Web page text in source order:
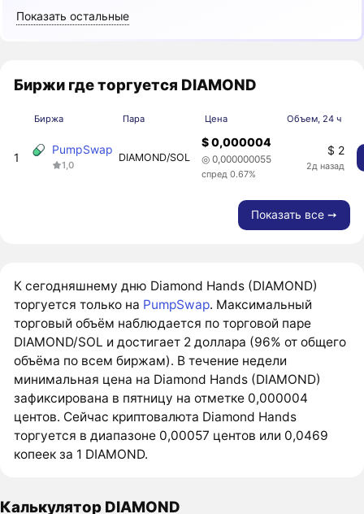
Показать остальные
Биржи где торгуется DIAMOND
Биржа Пара Цена Объем, 24 ч
1
PumpSwap
1,0
DIAMOND/SOL
$ 0,000004
◎ 0,000000055
спред 0.67%
$ 2
2д назад
Показать все ➙
К сегодняшнему дню Diamond Hands (DIAMOND)
торгуется только на PumpSwap. Максимальный
торговый объём наблюдается по торговой паре
DIAMOND/SOL и достигает 2 доллара (96% от общего
объёма по всем биржам). В течение недели
минимальная цена на Diamond Hands (DIAMOND)
зафиксирована в пятницу на отметке 0,000004
центов. Сейчас криптовалюта Diamond Hands
торгуется в диапазоне 0,00057 центов или 0,0469
копеек за 1 DIAMOND.
Калькулятор DIAMOND